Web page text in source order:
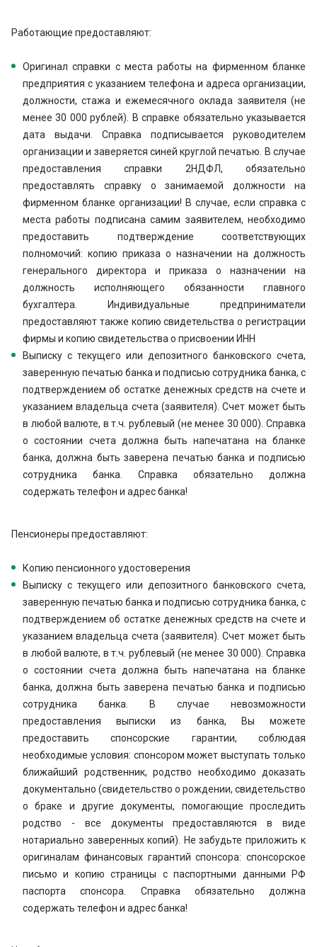
Работающие предоставляют:
Оригинал справки с места работы на фирменном бланке
предприятия с указанием телефона и адреса организации,
должности, стажа и ежемесячного оклада заявителя (не
менее 30 000 рублей). В справке обязательно указывается
дата выдачи. Справка подписывается руководителем
организации и заверяется синей круглой печатью. В случае
предоставления справки 2НДФЛ, обязательно
предоставлять справку о занимаемой должности на
фирменном бланке организации! В случае, если справка с
места работы подписана самим заявителем, необходимо
предоставить подтверждение соответствующих
полномочий: копию приказа о назначении на должность
генерального директора и приказа о назначении на
должность исполняющего обязанности главного
бухгалтера. Индивидуальные предприниматели
предоставляют также копию свидетельства о регистрации
фирмы и копию свидетельства о присвоении ИНН
Выписку с текущего или депозитного банковского счета,
заверенную печатью банка и подписью сотрудника банка, с
подтверждением об остатке денежных средств на счете и
указанием владельца счета (заявителя). Счет может быть
в любой валюте, в т.ч. рублевый (не менее 30 000). Справка
о состоянии счета должна быть напечатана на бланке
банка, должна быть заверена печатью банка и подписью
сотрудника банка. Справка обязательно должна
содержать телефон и адрес банка!
Пенсионеры предоставляют:
Копию пенсионного удостоверения
Выписку с текущего или депозитного банковского счета,
заверенную печатью банка и подписью сотрудника банка, с
подтверждением об остатке денежных средств на счете и
указанием владельца счета (заявителя). Счет может быть
в любой валюте, в т.ч. рублевый (не менее 30 000). Справка
о состоянии счета должна быть напечатана на бланке
банка, должна быть заверена печатью банка и подписью
сотрудника банка. В случае невозможности
предоставления выписки из банка, Вы можете
предоставить спонсорские гарантии, соблюдая
необходимые условия: спонсором может выступать только
ближайший родственник, родство необходимо доказать
документально (свидетельство о рождении, свидетельство
о браке и другие документы, помогающие проследить
родство - все документы предоставляются в виде
нотариально заверенных копий). Не забудьте приложить к
оригиналам финансовых гарантий спонсора: спонсорское
письмо и копию страницы с паспортными данными РФ
паспорта спонсора. Справка обязательно должна
содержать телефон и адрес банка!